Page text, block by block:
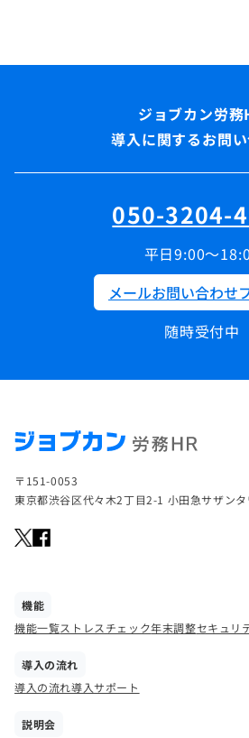
導入に関するお問
050-3204-
平日9:00～
メールお問い合わせ
随時受付中
〒151-0053
東京都渋谷区代々木2丁目2-1 小田急サザン
機能
機能一覧ストレスチェック年末調整セキュリ
導入の流れ
導入の流れ導入サポート
説明会